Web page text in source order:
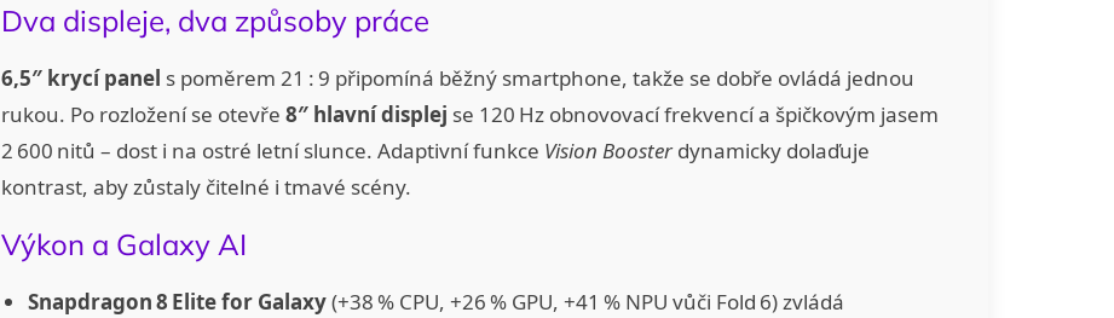
Dva displeje, dva způsoby práce
6,5″ krycí panel s poměrem 21 : 9 připomíná běžný smartphone, takže se dobře ovládá jednou
rukou. Po rozložení se otevře 8″ hlavní displej se 120 Hz obnovovací frekvencí a špičkovým jasem
2 600 nitů – dost i na ostré letní slunce. Adaptivní funkce Vision Boosterdynamicky dolaďuje
kontrast, aby zůstaly čitelné i tmavé scény.
Výkon a Galaxy AI
Snapdragon 8 Elite for Galaxy(+38 % CPU, +26 % GPU, +41 % NPU vůči Fold 6) zvládá